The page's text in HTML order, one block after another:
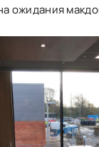
ожидания